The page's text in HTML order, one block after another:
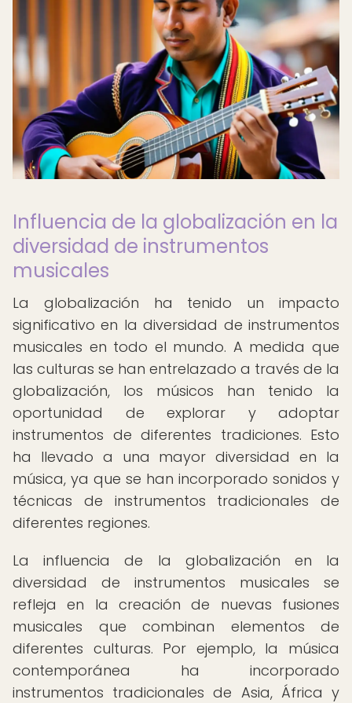
Influencia de la globalización en la
diversidad de instrumentos
musicales
La globalización ha tenido un impacto
significativo en la diversidad de instrumentos
musicales en todo el mundo. A medida que
las culturas se han entrelazado a través de la
globalización, los músicos han tenido la
oportunidad de explorar y adoptar
instrumentos de diferentes tradiciones. Esto
ha llevado a una mayor diversidad en la
música, ya que se han incorporado sonidos y
técnicas de instrumentos tradicionales de
diferentes regiones.
La influencia de la globalización en la
diversidad de instrumentos musicales se
refleja en la creación de nuevas fusiones
musicales que combinan elementos de
diferentes culturas. Por ejemplo, la música
contemporánea ha incorporado
instrumentos tradicionales de Asia, África y